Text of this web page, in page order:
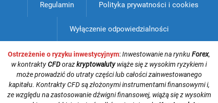
Regulamin Polityka prywatności i cookies
Wyłączenie odpowiedzialności
Ostrzeżenie o ryzyku inwestycyjnym:Inwestowanie na rynkuForex,
w kontraktyCFDorazkryptowalutywiąże się z wysokim ryzykiem i
może prowadzić do utraty części lub całości zainwestowanego
kapitału. Kontrakty CFD są złożonymi instrumentami finansowymi i,
ze względu na zastosowanie dźwigni finansowej, wiążą się z wysokim